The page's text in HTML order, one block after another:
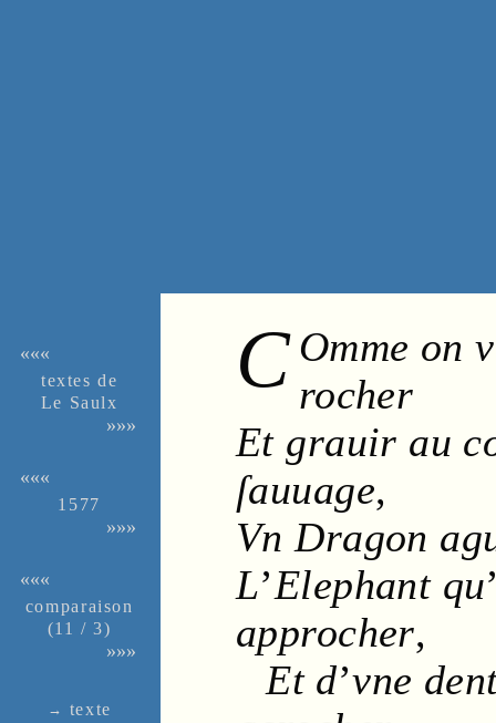
«««
textes de
Le Saulx
»»»
«««
1577
»»»
«««
compa­rai­son
(11 / 3)
»»»
→ texte
C Omme on
rocher
Et grauir au
ſauuage,
VnDragon
L’Elephantqu
approcher,
Et d’vne